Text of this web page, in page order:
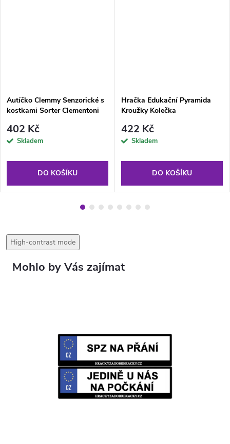
Autíčko Clemmy Senzorické s
kostkami Sorter Clementoni
402 Kč
Skladem
DO KOŠÍKU
Hračka Edukační Pyramida
Kroužky Kolečka
422 Kč
Skladem
DO KOŠÍKU
High-contrast mode